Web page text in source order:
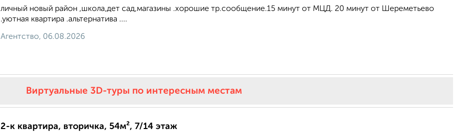
личный новый район ,школа,дет сад,магазины .хорошие тр.сообщение.15 минут от МЦД. 20 минут от Шереметьево
.уютная квартира .альтернатива ....
Агентство, 06.08.2026
Виртуальные 3D-туры по интересным местам
2-к квартира, вторичка, 54м², 7/14 этаж